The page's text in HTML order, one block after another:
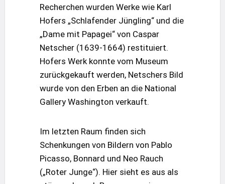
Recherchen wurden Werke wie Karl
Hofers „Schlafender Jüngling“ und die
„Dame mit Papagei“ von Caspar
Netscher (1639-1664) restituiert.
Hofers Werk konnte vom Museum
zurückgekauft werden, Netschers Bild
wurde von den Erben an die National
Gallery Washington verkauft.
Im letzten Raum finden sich
Schenkungen von Bildern von Pablo
Picasso, Bonnard und Neo Rauch
(„Roter Junge“). Hier sieht es aus als